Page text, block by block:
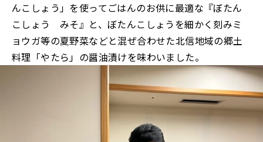
んこしょう」を使ってごはんのお供に最適な『ぼたん
こしょう みそ』と、ぼたんこしょうを細かく刻みミ
ョウガ等の夏野菜などと混ぜ合わせた北信地域の郷土
料理「やたら」の醤油漬けを味わいました。